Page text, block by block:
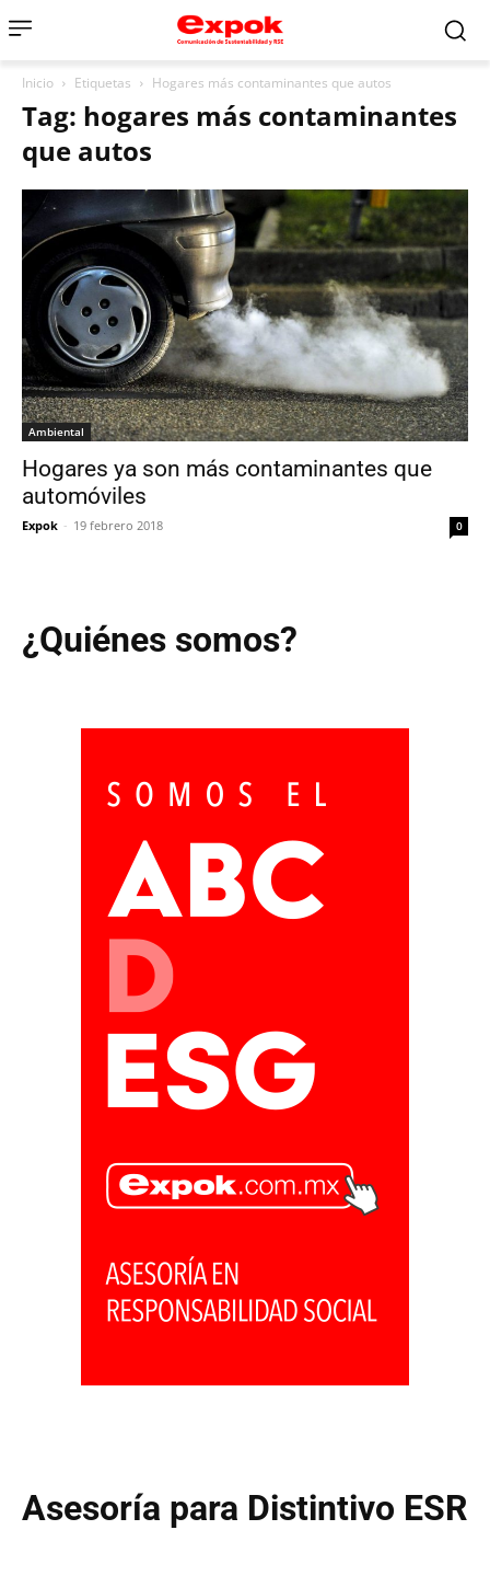
Inicio Etiquetas Hogares más contaminantes que autos
Tag: hogares más contaminantes
que autos
Ambiental
Hogares ya son más contaminantes que
automóviles
Expok - 19 febrero 2018 0
¿Quiénes somos?
Asesoría para Distintivo ESR